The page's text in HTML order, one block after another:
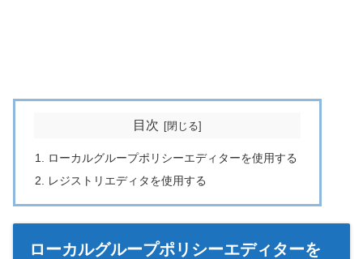
目次
ローカルグループポリシーエディターを使用する
レジストリエディタを使用する
ローカルグループポリシーエディターを